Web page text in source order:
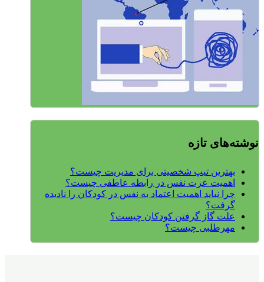
نوشته‌های تازه
بهترین تیپ شخصیتی برای مدیریت چیست؟
اهمیت عزت نفس در رابطه عاطفی چیست؟
چرا نباید اهمیت اعتماد به نفس در کودکان را نادیده
گرفت؟
علت گاز گرفتن کودکان چیست؟
مهرطلبی چیست؟